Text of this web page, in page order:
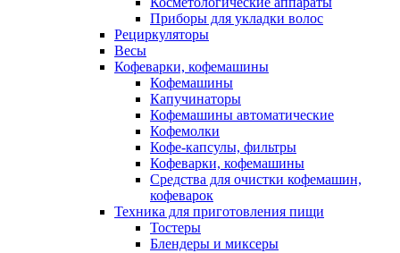
Приборы для укладки волос
Рециркуляторы
Весы
Кофеварки, кофемашины
Кофемашины
Капучинаторы
Кофемашины автоматические
Кофемолки
Кофе-капсулы, фильтры
Кофеварки, кофемашины
Средства для очистки кофемашин,
кофеварок
Техника для приготовления пищи
Тостеры
Блендеры и миксеры